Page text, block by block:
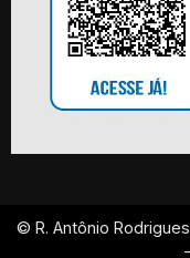
© R. Antônio